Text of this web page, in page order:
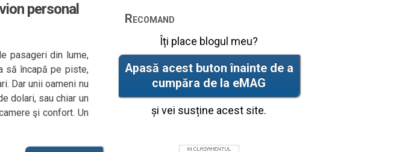
personal
pasageri din lume,
să încapă pe piste,
Dar unii oameni nu
dolari, sau chiar un
şi confort. Un
Recomand
Îți place blogul meu?
Apasă acest buton înainte de a
cumpăra de la eMAG
și vei susține acest site.